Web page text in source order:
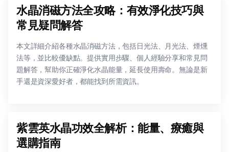
水晶消磁方法全攻略：有效淨化技巧與
常見疑問解答
本文詳細介紹各種水晶消磁方法，包括日光法、月光法、煙燻
法等，並比較優缺點。提供實用步驟、個人經驗分享和常見問
題解答，幫助你正確淨化水晶能量，延長使用壽命。無論是新
手還是資深愛好者，都能找到所需資訊。
紫雲英水晶功效全解析：能量、療癒與
選購指南